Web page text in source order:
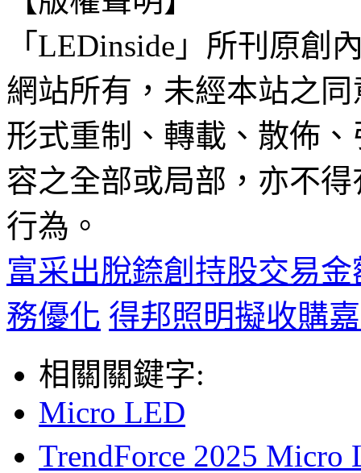
「LEDinside」所刊原創
網站所有，未經本站之
形式重制、轉載、散佈
容之全部或局部，亦不
行為。
富采出脫錼創持股交易
務優化 得邦照明擬收購
相關關鍵字:
Micro LED
TrendForce 2025